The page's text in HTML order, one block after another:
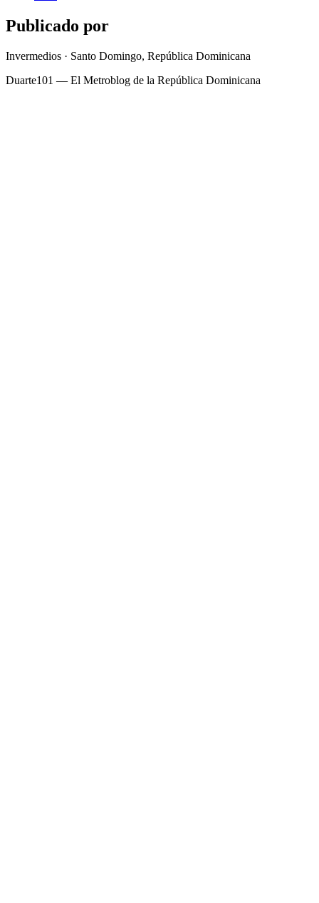
Publicado por
Invermedios · Santo Domingo, República Dominicana
Duarte101 — El Metroblog de la República Dominicana